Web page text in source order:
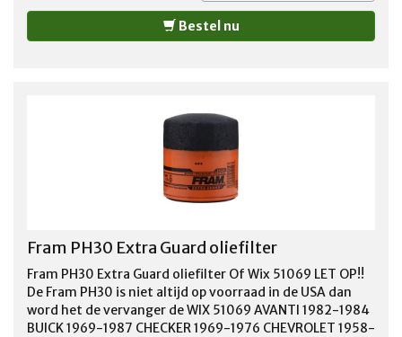
J8993146, L131, LF647, P550224, P550599, PF24, PF30,
PF7, PH11, PH24, PH25, TG25, TY9428, UPF24, VS2033
Bestel nu
Fram PH30 Extra Guard oliefilter
Fram PH30 Extra Guard oliefilter Of Wix 51069 LET OP!!
De Fram PH30 is niet altijd op voorraad in de USA dan
word het de vervanger de WIX 51069 AVANTI 1982-1984
BUICK 1969-1987 CHECKER 1969-1976 CHEVROLET 1958-